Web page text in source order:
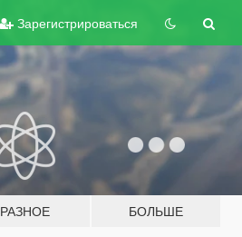
Зарегистрироваться
РАЗНОЕ БОЛЬШЕ